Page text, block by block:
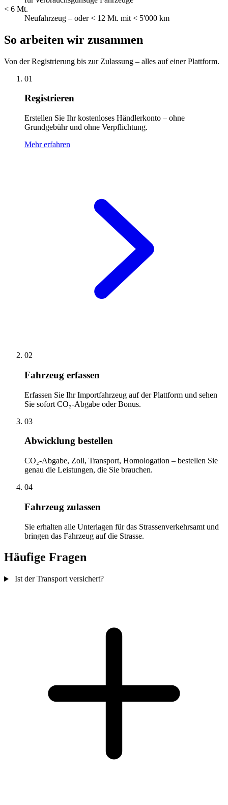
< 6 Mt.
Neufahrzeug – oder < 12 Mt. mit < 5'000 km
So arbeiten wir zusammen
Von der Registrierung bis zur Zulassung – alles auf einer Plattform.
01
Registrieren
Erstellen Sie Ihr kostenloses Händlerkonto – ohne
Grundgebühr und ohne Verpflichtung.
Mehr erfahren
02
Fahrzeug erfassen
Erfassen Sie Ihr Importfahrzeug auf der Plattform und sehen
Sie sofort CO₂-Abgabe oder Bonus.
03
Abwicklung bestellen
CO₂-Abgabe, Zoll, Transport, Homologation – bestellen Sie
genau die Leistungen, die Sie brauchen.
04
Fahrzeug zulassen
Sie erhalten alle Unterlagen für das Strassenverkehrsamt und
bringen das Fahrzeug auf die Strasse.
Häufige Fragen
Ist der Transport versichert?